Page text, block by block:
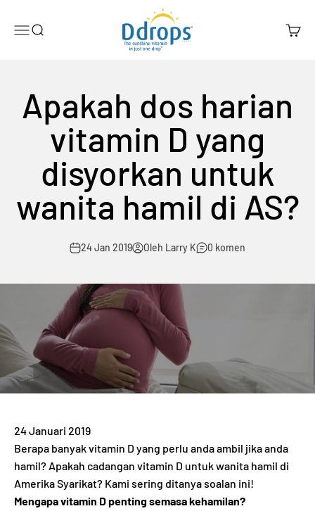
MenuSearch
Ddrops Official Store
Cart
Apakah dos harian
vitamin D yang
disyorkan untuk
wanita hamil di AS?
24 Jan 2019 Oleh Larry K 0 komen
24 Januari 2019
Berapa banyak vitamin D yang perlu anda ambil jika anda
hamil? Apakah cadangan vitamin D untuk wanita hamil di
Amerika Syarikat? Kami sering ditanya soalan ini!
Mengapa vitamin D penting semasa kehamilan?